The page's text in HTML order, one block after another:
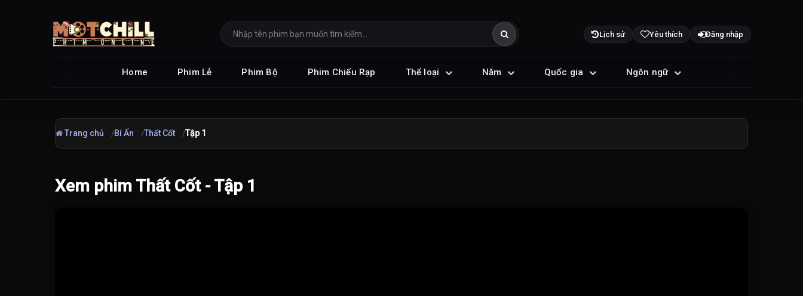
Lịch sử Yêu thích Đăng nhập
Home Phim Lẻ Phim Bộ Phim Chiếu Rạp Thể loại Năm Quốc gia Ngôn ngữ
Trang chủ Bí Ẩn Thất Cốt Tập 1
Xem phim Thất Cốt - Tập 1